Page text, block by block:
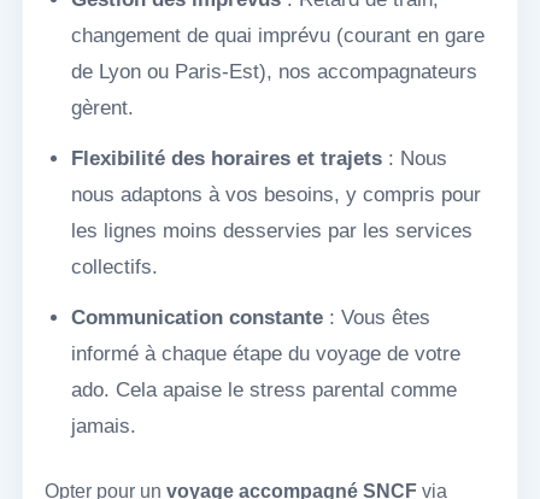
changement de quai imprévu (courant en gare
de Lyon ou Paris-Est), nos accompagnateurs
gèrent.
Flexibilité des horaires et trajets: Nous
nous adaptons à vos besoins, y compris pour
les lignes moins desservies par les services
collectifs.
Communication constante: Vous êtes
informé à chaque étape du voyage de votre
ado. Cela apaise le stress parental comme
jamais.
Opter pour un voyage accompagné SNCFvia